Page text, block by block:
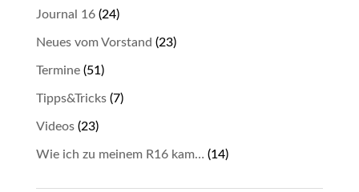
Journal 16(24)
Neues vom Vorstand (23)
Termine(51)
Tipps&Tricks(7)
Videos(23)
Wie ich zu meinem R16 kam… (14)